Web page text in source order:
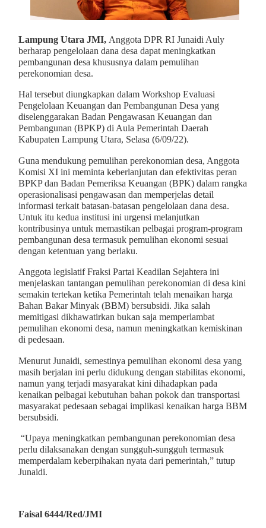
Lampung Utara JMI, Anggota DPR RI Junaidi Auly
berharap pengelolaan dana desa dapat meningkatkan
pembangunan desa khususnya dalam pemulihan
perekonomian desa.
Hal tersebut diungkapkan dalam Workshop Evaluasi
Pengelolaan Keuangan dan Pembangunan Desa yang
diselenggarakan Badan Pengawasan Keuangan dan
Pembangunan (BPKP) di Aula Pemerintah Daerah
Kabupaten Lampung Utara, Selasa (6/09/22).
Guna mendukung pemulihan perekonomian desa, Anggota
Komisi XI ini meminta keberlanjutan dan efektivitas peran
BPKP dan Badan Pemeriksa Keuangan (BPK) dalam rangka
operasionalisasi pengawasan dan memperjelas detail
informasi terkait batasan-batasan pengelolaan dana desa.
Untuk itu kedua institusi ini urgensi melanjutkan
kontribusinya untuk memastikan pelbagai program-program
pembangunan desa termasuk pemulihan ekonomi sesuai
dengan ketentuan yang berlaku.
Anggota legislatif Fraksi Partai Keadilan Sejahtera ini
menjelaskan tantangan pemulihan perekonomian di desa kini
semakin tertekan ketika Pemerintah telah menaikan harga
Bahan Bakar Minyak (BBM) bersubsidi. Jika salah
memitigasi dikhawatirkan bukan saja memperlambat
pemulihan ekonomi desa, namun meningkatkan kemiskinan
di pedesaan.
Menurut Junaidi, semestinya pemulihan ekonomi desa yang
masih berjalan ini perlu didukung dengan stabilitas ekonomi,
namun yang terjadi masyarakat kini dihadapkan pada
kenaikan pelbagai kebutuhan bahan pokok dan transportasi
masyarakat pedesaan sebagai implikasi kenaikan harga BBM
bersubsidi.
“Upaya meningkatkan pembangunan perekonomian desa
perlu dilaksanakan dengan sungguh-sungguh termasuk
memperdalam keberpihakan nyata dari pemerintah,” tutup
Junaidi.
Faisal 6444/Red/JMI